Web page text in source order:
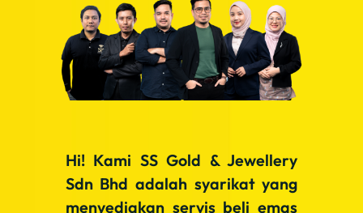
Hi! Kami SS Gold & Jewellery
Sdn Bhd adalah syarikat yang
menyediakan servis beli emas